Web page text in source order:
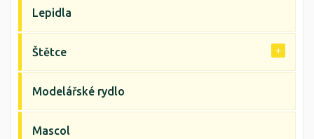
Lepidla
Štětce
Modelářské rydlo
Mascol